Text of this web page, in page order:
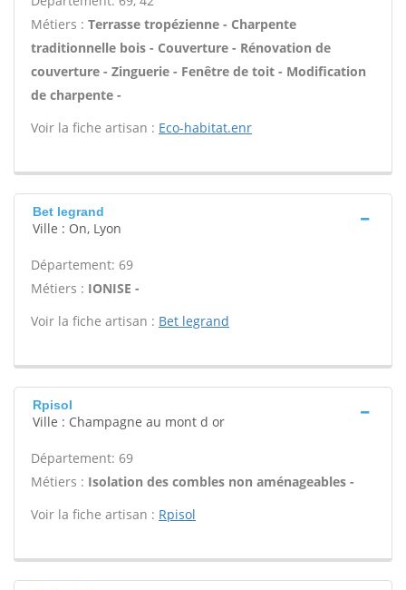
Métiers : Terrasse tropézienne - Charpente
traditionnelle bois - Couverture - Rénovation de
couverture - Zinguerie - Fenêtre de toit - Modification
de charpente -
Voir la fiche artisan : Eco-habitat.enr
Bet legrand
Ville : On, Lyon
Département: 69
Métiers : IONISE -
Voir la fiche artisan : Bet legrand
Rpisol
Ville : Champagne au mont d or
Département: 69
Métiers : Isolation des combles non aménageables -
Voir la fiche artisan : Rpisol